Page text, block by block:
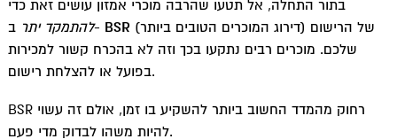
בתור התחלה, אל תטעו שהרבה מוכרי אמזון עושים זאת כדי
להתמקד יתרב- BSR (דירוג המוכרים הטובים ביותר) של הרישום
שלכם. מוכרים רבים נתקעו בכך וזה לא בהכרח קשור למכירות
בפועל או להצלחת רישום.
BSR רחוק מהמדד החשוב ביותר להשקיע בו זמן, אולם זה עשוי
להיות משהו לבדוק מדי פעם.